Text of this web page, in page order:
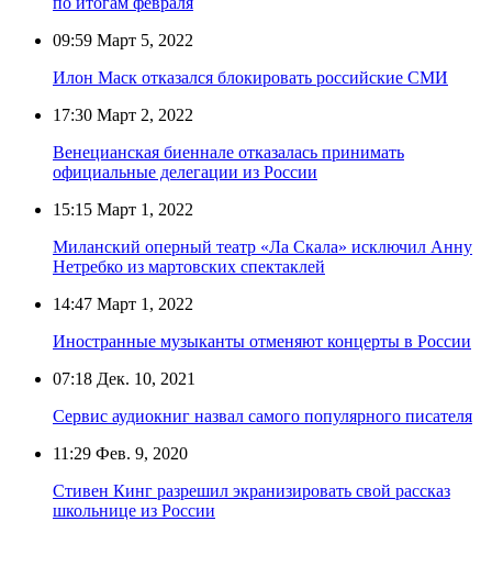
09:59 Март 5, 2022
Илон Маск отказался блокировать российские СМИ
17:30 Март 2, 2022
Венецианская биеннале отказалась принимать
официальные делегации из России
15:15 Март 1, 2022
Миланский оперный театр «Ла Скала» исключил Анну
Нетребко из мартовских спектаклей
14:47 Март 1, 2022
Иностранные музыканты отменяют концерты в России
07:18 Дек. 10, 2021
Сервис аудиокниг назвал самого популярного писателя
11:29 Фев. 9, 2020
Стивен Кинг разрешил экранизировать свой рассказ
школьнице из России